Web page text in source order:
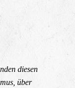
diesen
über